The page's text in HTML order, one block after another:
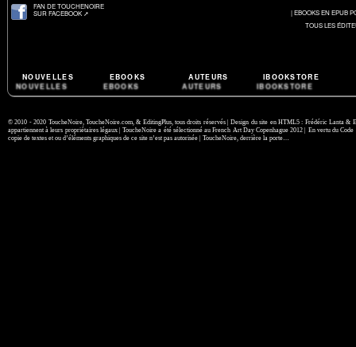
NOUVELLES EBOOKS AUTEURS IBOOKSTORE
FAN DE TOUCHENOIRE
SUR FACEBOOK ➚
| EBOOKS EN EPUB
TOUS LES
© 2010 - 2020 ToucheNoire, ToucheNoire.com,& EditingPlus,tous droits réservés | Design du site en HTML5 : Frédéric Lanta &
appartiennent à leurs propriétaires légaux | ToucheNoire a été sélectionné auFrench Art Day Copenhague 2012 | En vertu duCode
copie de textes et ou d’éléments graphiques de ce site n’est pas autorisée | ToucheNoire, derrière la porte…